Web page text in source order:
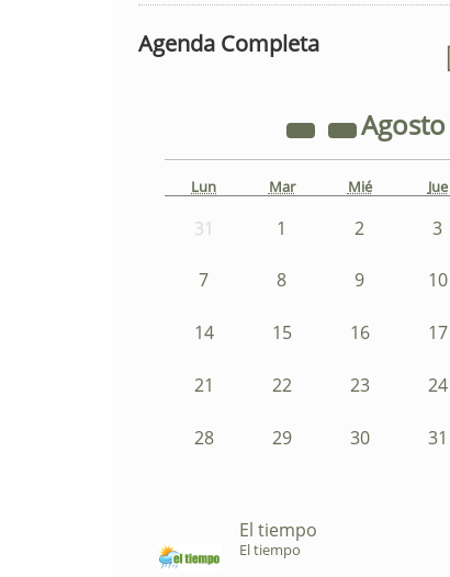
Agenda Completa
Agosto
Lun Mar Mié Jue
31 1 2 3
7 8 9 10
14 15 16 17
21 22 23 24
28 29 30 31
El tiempo
El tiempo